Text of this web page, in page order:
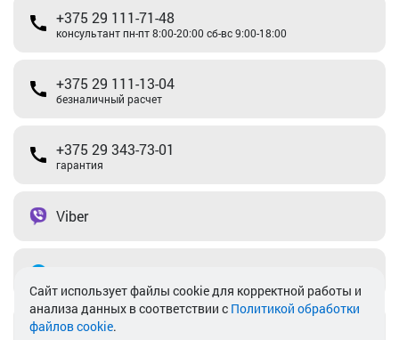
+375 29 111-71-48
консультант пн-пт 8:00-20:00 сб-вс 9:00-18:00
+375 29 111-13-04
безналичный расчет
+375 29 343-73-01
гарантия
Viber
info@akkamulik.by
Cайт использует файлы cookie для корректной работы и
анализа данных в соответствии с Политикой обработки
файлов cookie.